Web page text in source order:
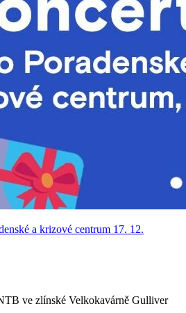
a krizové centrum 17. 12.